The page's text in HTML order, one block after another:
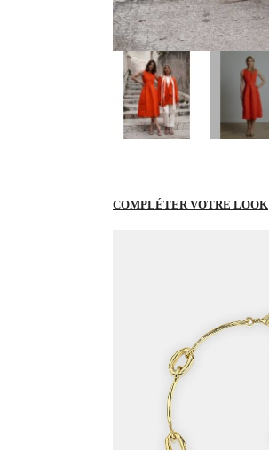
COMPLÉTER VOTRE LOOK